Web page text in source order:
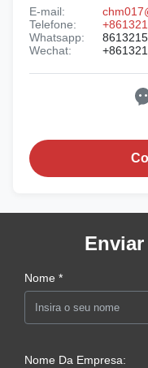
E-mail:
Telefone:
Whatsapp:
Wechat:
Nome *
Nome Da Empresa: